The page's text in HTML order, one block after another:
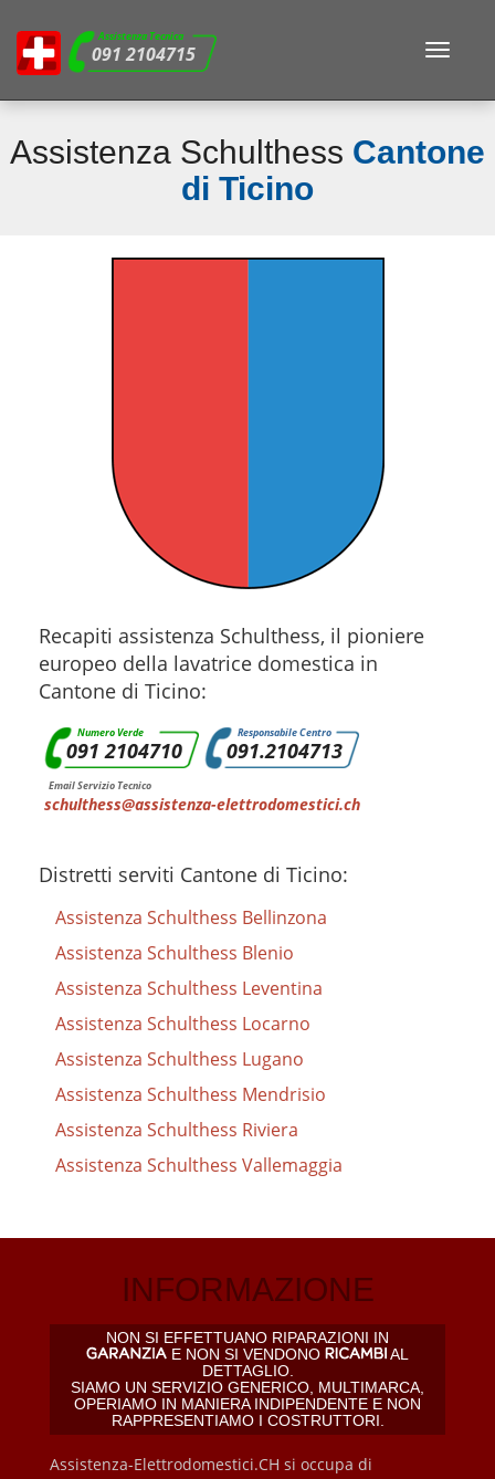
Assistenza Tecnica
091 2104715
Toggle
Assistenza Schulthess Cantone
di Ticino
Recapiti assistenza Schulthess, il pioniere
europeo della lavatrice domestica in
Cantone di Ticino:
Numero Verde
091 2104710
Responsabile Centro
091.2104713
Email Servizio Tecnico
schulthess@assistenza-elettrodomestici.ch
Distretti serviti Cantone di Ticino:
Assistenza Schulthess Bellinzona
Assistenza Schulthess Blenio
Assistenza Schulthess Leventina
Assistenza Schulthess Locarno
Assistenza Schulthess Lugano
Assistenza Schulthess Mendrisio
Assistenza Schulthess Riviera
Assistenza Schulthess Vallemaggia
INFORMAZIONE
NON SI EFFETTUANO RIPARAZIONI IN
E NON SI VENDONO
AL
DETTAGLIO.
SIAMO UN SERVIZIO GENERICO, MULTIMARCA,
OPERIAMO IN MANIERA INDIPENDENTE E NON
RAPPRESENTIAMO I COSTRUTTORI.
Assistenza-Elettrodomestici.CH si occupa di